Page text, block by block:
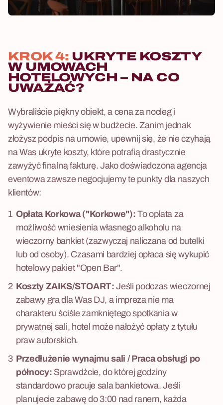
KROK 4:UKRYTE KOSZTY
W UMOWACH
HOTELOWYCH – NA CO
UWAŻAĆ?
Wybraliście piękny obiekt, a cena za nocleg i
wyżywienie mieści się w budżecie. Zanim jednak
złożysz podpis na umowie, upewnij się, że nie czyhają
na Was ukryte koszty, które potrafią drastycznie
zawyżyć finalną fakturę. Jako doświadczona agencja
eventowa zawsze negocjujemy te punkty dla naszych
klientów:
Opłata Korkowa ("Korkowe"): To opłata za
możliwość wniesienia własnego alkoholu na
wieczorny bankiet (zazwyczaj naliczana od butelki
lub od osoby). Czasami bardziej opłaca się wykupić
hotelowy pakiet "Open Bar".
Koszty ZAIKS/STOART: Jeśli podczas wieczornej
zabawy gra dla Was DJ, a impreza nie ma
charakteru ściśle zamkniętego spotkania w
prywatnej sali, hotel może nałożyć opłaty z tytułu
praw autorskich.
Przedłużenie wynajmu sali / Praca obsługi po
północy: Sprawdźcie, do której godziny
standardowo pracuje sala bankietowa. Jeśli
planujecie zabawę do 3:00 nad ranem, każda